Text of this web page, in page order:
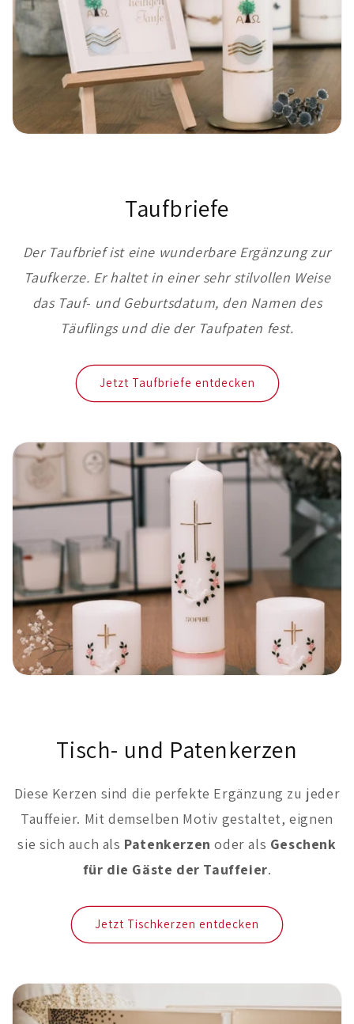
Taufbriefe
Der Taufbrief ist eine wunderbare Ergänzung zur
Taufkerze. Er haltet in einer sehr stilvollen Weise
das Tauf- und Geburtsdatum, den Namen des
Täuflings und die der Taufpaten fest.
Jetzt Taufbriefe entdecken
Tisch- und Patenkerzen
Diese Kerzen sind die perfekte Ergänzung zu jeder
Tauffeier. Mit demselben Motiv gestaltet, eignen
sie sich auch als Patenkerzen oder als Geschenk
für die Gäste der Tauffeier.
Jetzt Tischkerzen entdecken